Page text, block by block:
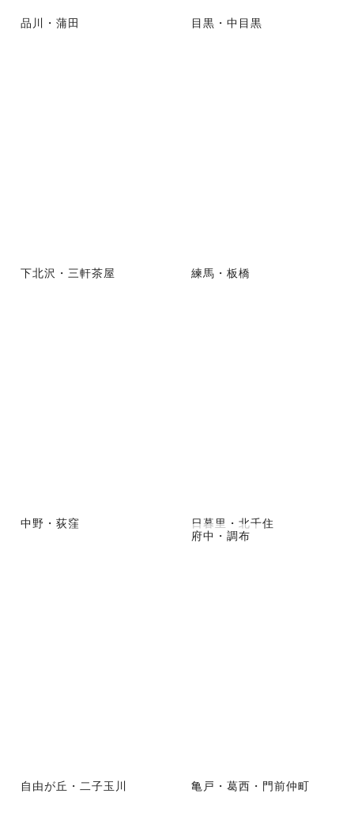
品川・蒲田 目黒・中目黒
下北沢・三軒茶屋 練馬・板橋
中野・荻窪
日暮里・北千住
府中・調布
自由が丘・二子玉川 亀戸・葛西・門前仲町